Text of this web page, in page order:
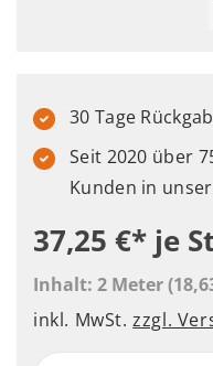
30 Tage
Seit 2020 über
Kunden in
37,25 €* je
Inhalt: 2 Meter
inkl. MwSt.zzgl.